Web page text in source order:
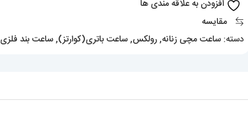
سایز
عدد
افزودن به علاقه مندی ها
مقایسه
دسته: ساعت مچی زنانه,رولکس,ساعت باتری(کوارتز),ساعت بند فلزی